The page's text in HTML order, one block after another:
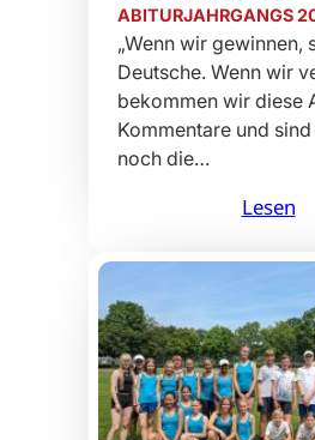
BITURJAHRGANGS
„Wenn wir gewinnen,
Deutsche. Wenn wir
bekommen wir diese
Kommentare und
noch die…
Lesen